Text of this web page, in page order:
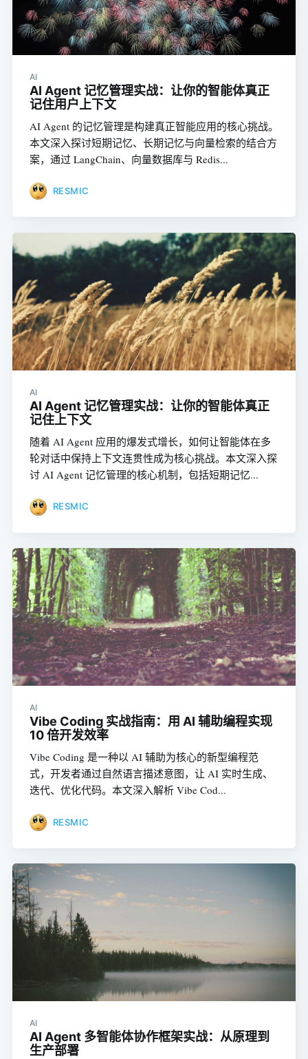
AI
AI Agent 记忆管理实战：让你的智能体真正
记住用户上下文
AI Agent 的记忆管理是构建真正智能应用的核心挑战。
本文深入探讨短期记忆、长期记忆与向量检索的结合方
案，通过 LangChain、向量数据库与 Redis...
RESMIC
AI
AI Agent 记忆管理实战：让你的智能体真正
记住上下文
随着 AI Agent 应用的爆发式增长，如何让智能体在多
轮对话中保持上下文连贯性成为核心挑战。本文深入探
讨 AI Agent 记忆管理的核心机制，包括短期记忆...
RESMIC
AI
Vibe Coding 实战指南：用 AI 辅助编程实现
10 倍开发效率
Vibe Coding 是一种以 AI 辅助为核心的新型编程范
式，开发者通过自然语言描述意图，让 AI 实时生成、
迭代、优化代码。本文深入解析 Vibe Cod...
RESMIC
AI
AI Agent 多智能体协作框架实战：从原理到
生产部署